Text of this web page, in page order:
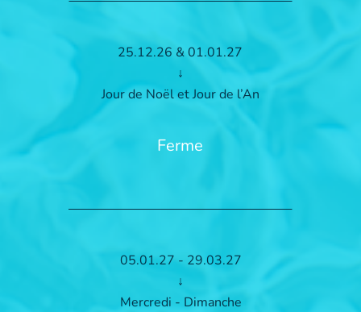
25.12.26 & 01.01.27
↓
Jour de Noël et Jour de l’An
Ferme
05.01.27 - 29.03.27
↓
Mercredi - Dimanche